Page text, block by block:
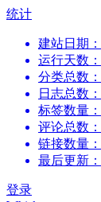
跳
统计
建站日期
运行天数
分类总数
日志总数
标签数量
评论总数
链接数量
最后更新
登录